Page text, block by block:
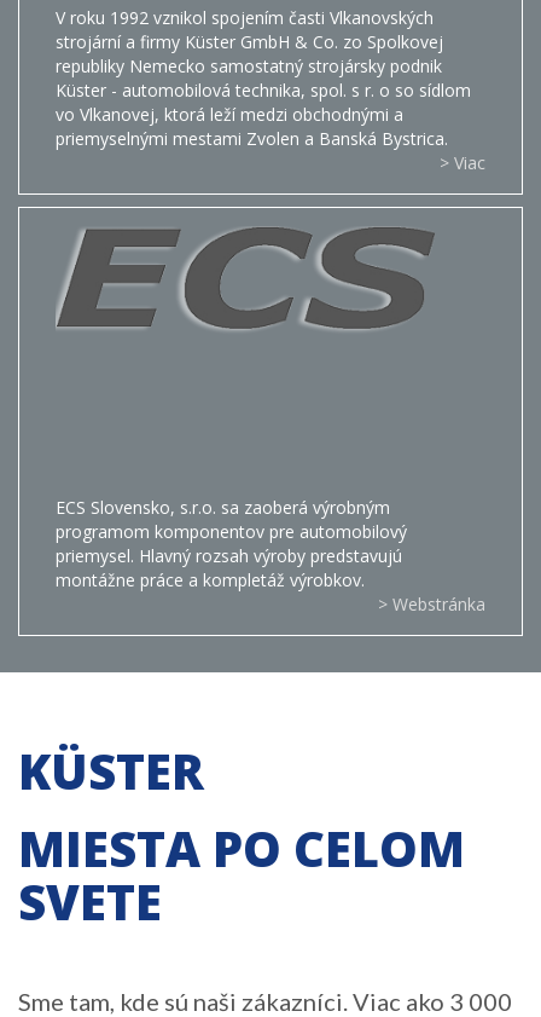
V roku 1992 vznikol spojením časti Vlkanovských
strojární a firmy Küster GmbH & Co. zo Spolkovej
republiky Nemecko samostatný strojársky podnik
Küster - automobilová technika, spol. s r. o so sídlom
vo Vlkanovej, ktorá leží medzi obchodnými a
priemyselnými mestami Zvolen a Banská Bystrica.
> Viac
ECS Slovensko, s.r.o. sa zaoberá výrobným
programom komponentov pre automobilový
priemysel. Hlavný rozsah výroby predstavujú
montážne práce a kompletáž výrobkov.
> Webstránka
KÜSTER
MIESTA PO CELOM
SVETE
Sme tam, kde sú naši zákazníci. Viac ako 3 000